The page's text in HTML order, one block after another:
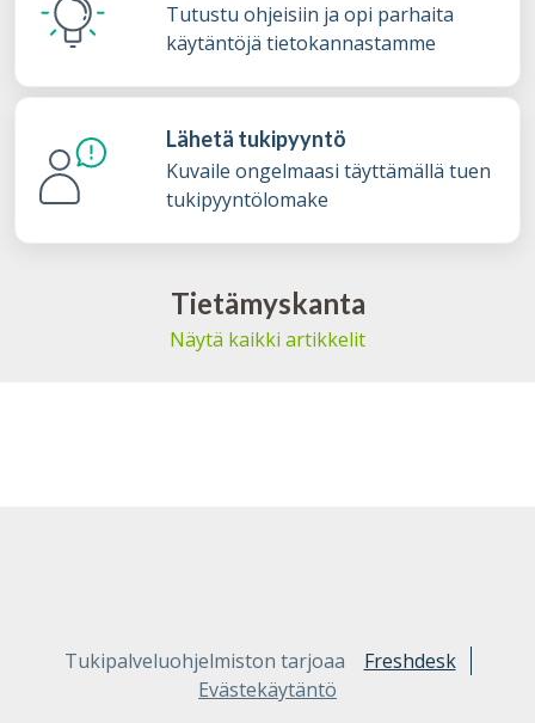
Tutustu ohjeisiin ja opi parhaita
käytäntöjä tietokannastamme
Lähetä tukipyyntö
Kuvaile ongelmaasi täyttämällä tuen
tukipyyntölomake
Tietämyskanta
Näytä kaikki artikkelit
Tukipalveluohjelmiston tarjoaa
Freshdesk
Evästekäytäntö